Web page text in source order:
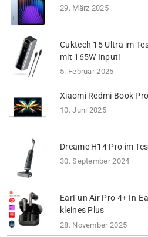
29. März 2025
Cuktech 15 Ultra im
mit 165W Input!
5. Februar 2025
Xiaomi Redmi Book
10. Juni 2025
Dreame H14 Pro im
30. September 2024
EarFun Air Pro 4+ In-
kleines Plus
28. November 2025